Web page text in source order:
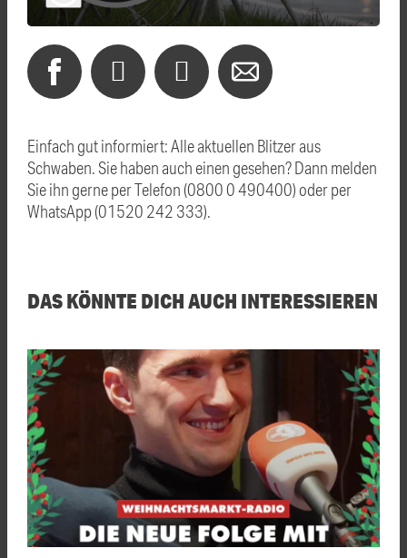
Einfach gut informiert: Alle aktuellen Blitzer aus
Schwaben. Sie haben auch einen gesehen? Dann melden
Sie ihn gerne per Telefon (0800 0 490400) oder per
WhatsApp (01520 242 333).
DAS KÖNNTE DICH AUCH INTERESSIEREN